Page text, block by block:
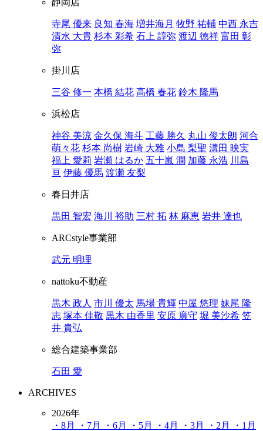
寺尾 優来 良知 春海 増井海月 牧野 祐輔 中西 永吉
清水 大貴 杉本 彩希 石上 諄弥 渡辺 徳祥 富田 彰
弥
掛川店
三谷 修一 本橋 結花 高橋 春花 鈴木 隆馬
浜松店
神谷 美涼 金久保 海斗 工藤 勝久 丸山 俊太朗 河合
萌々花 杉本 尚樹 岩崎 大雅 小島 梨聖 溝田 映実
福上 愛莉 岩瀬 はるか 五十嵐 潤 加藤 永浩 川島
亘 伊藤 優馬 渡瀬 友梨
春日井店
黒田 智宏 海川 裕助 三村 拓 林 麻恵 岩井 達也
ARCstyle事業部
武元 明理
nattoku不動産
黒木 政人 市川 優太 馬場 貴輝 中屋 悠理 妹尾 隆
志 塚本 佳敬 黒木 由香里 安原 廣守 堀 美沙希 笠
井 貴弘
総合建築事業部
石田 愛
ARCHIVES
2026年
・8月
・7月 ・6月 ・5月 ・4月 ・3月 ・2月
・1月